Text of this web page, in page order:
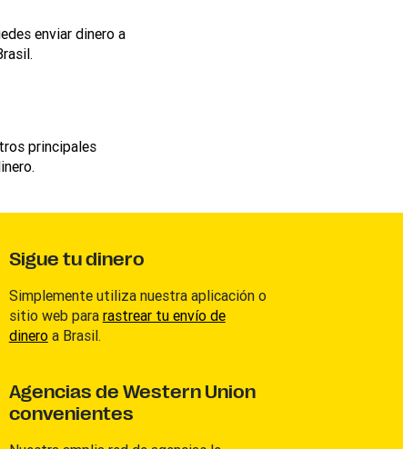
enviar dinero a
principales
Sigue tu dinero
Simplemente utiliza nuestra aplicación o
sitio web para rastrear tu envío de
dineroa Brasil.
Agencias de Western Union
convenientes